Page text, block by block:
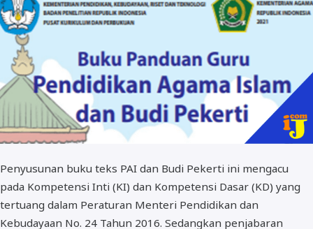
Penyusunan buku teks PAI dan Budi Pekerti ini mengacu
pada Kompetensi Inti (KI) dan Kompetensi Dasar (KD) yang
tertuang dalam Peraturan Menteri Pendidikan dan
Kebudayaan No. 24 Tahun 2016. Sedangkan penjabaran